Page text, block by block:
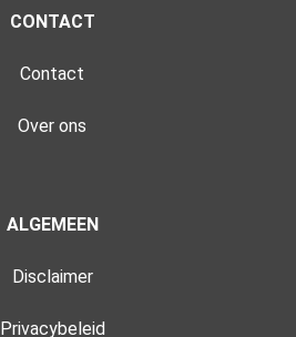
CONTACT
Contact
Over ons
ALGEMEEN
Disclaimer
Privacybeleid